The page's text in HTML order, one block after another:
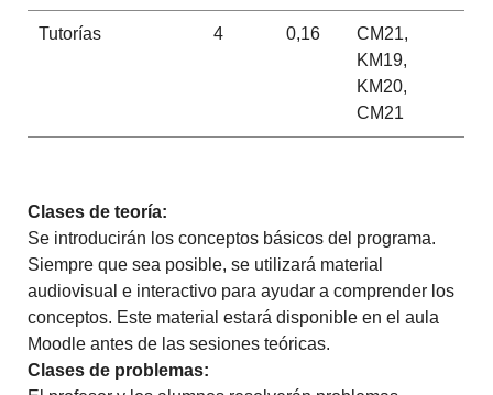
Tutorías 4 0,16
CM21,
KM19,
KM20,
CM21
Clases de teoría:
Se introducirán los conceptos básicos del programa.
Siempre que sea posible, se utilizará material
audiovisual e interactivo para ayudar a comprender los
conceptos. Este material estará disponible en el aula
Moodle antes de las sesiones teóricas.
Clases de problemas: